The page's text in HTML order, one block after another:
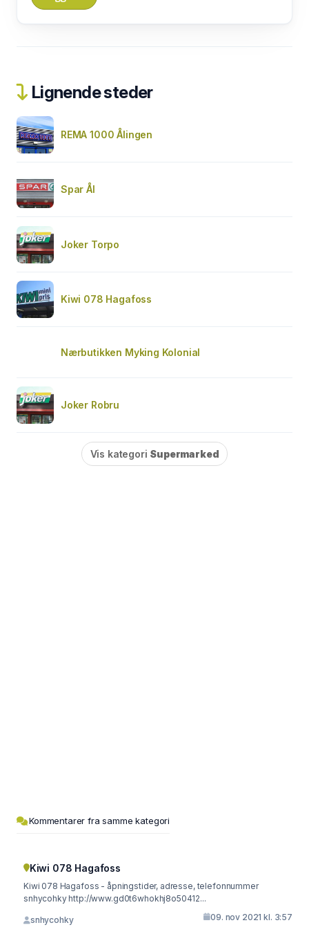
Lignende steder
REMA 1000 Ålingen
Spar Ål
Joker Torpo
Kiwi 078 Hagafoss
Nærbutikken Myking Kolonial
Joker Robru
Vis kategori Supermarked
Kommentarer fra samme kategori
Kiwi 078 Hagafoss
Kiwi 078 Hagafoss - åpningstider, adresse, telefonnummer
snhycohky http://www.gd0t6whokhj8o50412...
snhycohky 09. nov 2021 kl. 3:57